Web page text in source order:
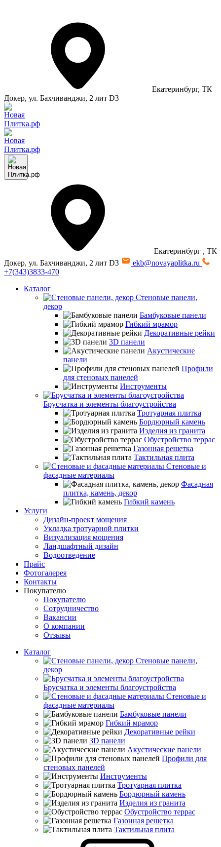
Екатеринбург, ТК
Докер, ул. Бахчиванджи, 2 лит D3
Екатеринбург , ТК
Докер, ул. Бахчиванджи, 2 лит D3
ekb@novayaplitka.ru
+7(343)3833-470
Каталог
Стеновые панели,
декор
Бамбуковые панели
Гибкий мрамор
Декоративные рейки
3D панели
Акустические
панели
Профили
для стеновых панелей
Инструменты
Брусчатка и элементы благоустройства
Тротуарная плитка
Бордюрный камень
Изделия из гранита
Обустройство террас
Газонная решетка
Тактильная плита
Стеновые и
фасадные материалы
Фасадная
плитка, камень, декор
Гибкий камень
Услуги
Дизайн-проект мощения
Укладка тротуарной плитки
Визуализация мощения
Ландшафтный дизайн
Водоотведение
Прайс
Фотогалерея
Контакты
Покупателю
Покупателю
Сотрудничество
Вакансии
О компании
Отзывы
Каталог
Стеновые панели,
декор
Брусчатка и элементы благоустройства
Стеновые и
фасадные материалы
Бамбуковые панели
Гибкий мрамор
Декоративные рейки
3D панели
Акустические панели
Профили для
стеновых панелей
Инструменты
Тротуарная плитка
Бордюрный камень
Изделия из гранита
Обустройство террас
Газонная решетка
Тактильная плита